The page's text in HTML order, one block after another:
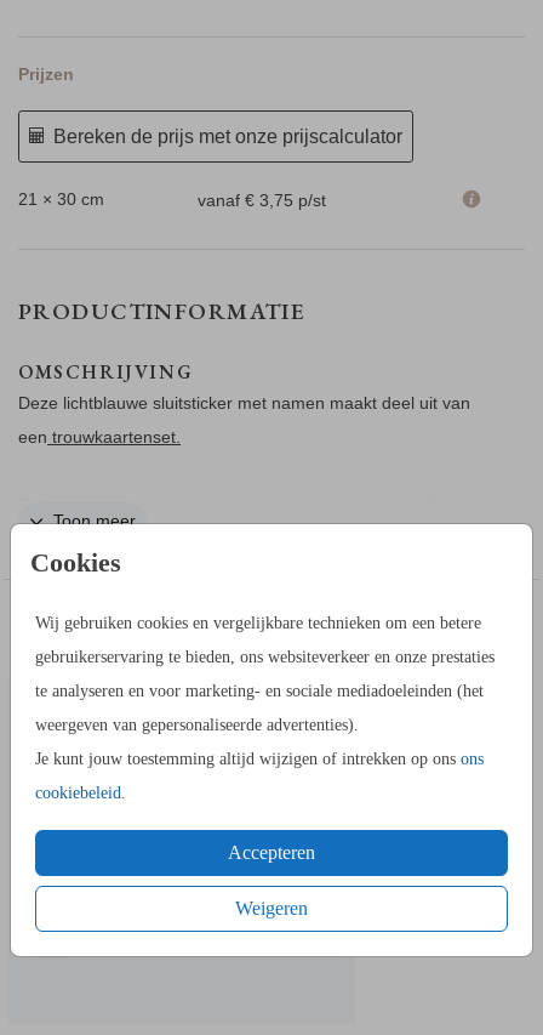
Cookies
Wij gebruiken cookies en vergelijkbare technieken om een betere
gebruikerservaring te bieden, ons websiteverkeer en onze prestaties
te analyseren en voor marketing- en sociale mediadoeleinden (het
weergeven van gepersonaliseerde advertenties).
Je kunt jouw toestemming altijd wijzigen of intrekken op ons ons
cookiebeleid
Accepteren
Weigeren
Prijzen
Bereken de prijs met onze prijscalculator
21 × 30 cm vanaf € 3,75 p/st
PRODUCTINFORMATIE
OMSCHRIJVING
Deze lichtblauwe sluitsticker met namen maakt deel uit van
een trouwkaartenset.
doorsnede van 35 mm. Er worden 25 stickers op een vel
Toon meer
IN DEZELFDE STIJL KUN JE DIT OOK
BESTELLEN